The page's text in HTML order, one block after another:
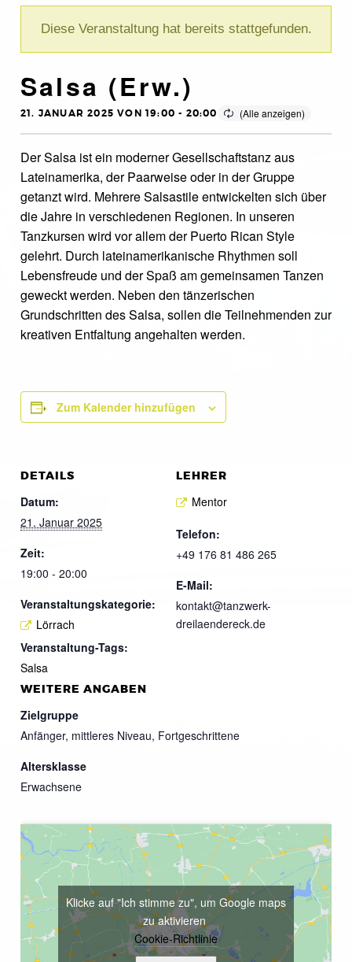
Diese Veranstaltung hat bereits stattgefunden.
Salsa (Erw.)
21. JANUAR 2025 VON 19:00 - 20:00
Der Salsa ist ein moderner Gesellschaftstanz aus
Lateinamerika, der Paarweise oder in der Gruppe
getanzt wird. Mehrere Salsastile entwickelten sich über
die Jahre in verschiedenen Regionen. In unseren
Tanzkursen wird vor allem der Puerto Rican Style
gelehrt. Durch lateinamerikanische Rhythmen soll
Lebensfreude und der Spaß am gemeinsamen Tanzen
geweckt werden. Neben den tänzerischen
Grundschritten des Salsa, sollen die Teilnehmenden zur
kreativen Entfaltung angehalten werden.
Zum Kalender hinzufügen
DETAILS
Datum:
21. Januar 2025
Zeit:
19:00 - 20:00
Veranstaltungskategorie:
Lörrach
Veranstaltung-Tags:
Salsa
LEHRER
Mentor
Telefon:
+49 176 81 486 265
E-Mail:
kontakt@tanzwerk-
dreilaendereck.de
WEITERE ANGABEN
Zielgruppe
Anfänger, mittleres Niveau, Fortgeschrittene
Altersklasse
Erwachsene
Klicke auf "Ich stimme zu", um Google maps
zu aktivieren
Cookie-Richtlinie